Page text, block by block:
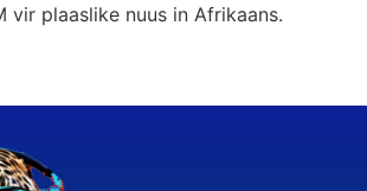
vir plaaslike nuus in Afrikaans.